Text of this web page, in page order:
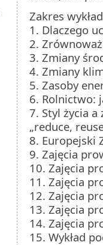
Zakres
1. Dlaczego
2.
3. Zmiany
4. Zmiany
5. Zasoby
6. Rolnictwo:
7. Styl życia
„reduce,
8. Europejski
9. Zajęcia
10. Zajęcia
11. Zajęcia
12. Zajęcia
13. Zajęcia
14. Zajęcia
15. Wykład